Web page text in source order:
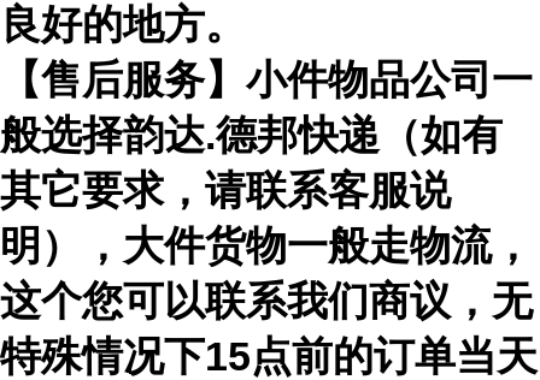
良好的地方。
【售后服务】小件物品公司一
般选择韵达.德邦快递（如有
其它要求，请联系客服说
明），大件货物一般走物流，
这个您可以联系我们商议，无
特殊情况下15点前的订单当天